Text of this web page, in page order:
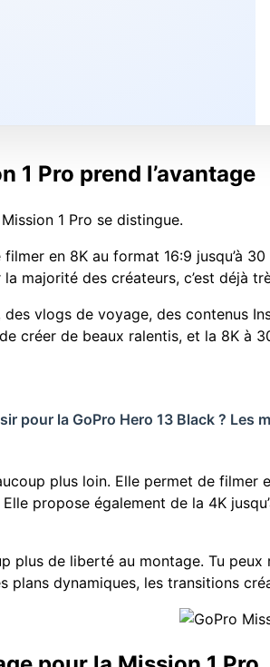
1 Pro prend l’avantage
1 Pro se distingue.
en 8K au format 16:9 jusqu’à
majorité des créateurs, c’est déjà
vlogs de voyage, des contenus
créer de beaux ralentis, et la 8K
pour la GoPro Hero 13 Black ? Les
plus loin. Elle permet de filmer
propose également de la 4K
plus de liberté au montage. Tu
plans dynamiques, les transitions